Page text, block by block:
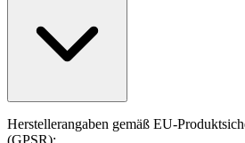
Herstellerangaben gemäß EU-